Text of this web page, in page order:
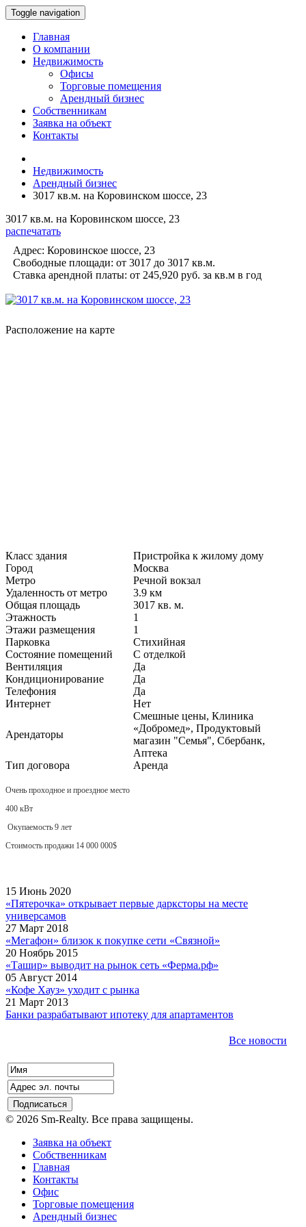
Toggle navigation
Главная
О компании
Недвижимость
Офисы
Торговые помещения
Арендный бизнес
Собственникам
Заявка на объект
Контакты
Недвижимость
Арендный бизнес
3017 кв.м. на Коровинском шоссе, 23
3017 кв.м. на Коровинском шоссе, 23
распечатать
Адрес: Коровинское шоссе, 23
Свободные площади: от 3017 до 3017 кв.м.
Ставка арендной платы: от 245,920 руб. за кв.м в год
Расположение на карте
Класс здания
Пристройка к жилому дому
Город
Москва
Метро
Речной вокзал
Удаленность от метро
3.9 км
Общая площадь
3017 кв. м.
Этажность
1
Этажи размещения
1
Парковка
Стихийная
Состояние помещений
С отделкой
Вентиляция
Да
Кондиционирование
Да
Телефония
Да
Интернет
Нет
Арендаторы
Смешные цены, Клиника
«Добромед», Продуктовый
магазин "Семья", Сбербанк,
Аптека
Тип договора
Аренда
Очень проходное и проездное место
400 кВт
Окупаемость 9 лет
Стоимость продажи 14 000 000$
15 Июнь 2020
«Пятерочка» открывает первые дарксторы на месте
универсамов
27 Март 2018
«Мегафон» близок к покупке сети «Связной»
20 Ноябрь 2015
«Ташир» выводит на рынок сеть «Ферма.рф»
05 Август 2014
«Кофе Хауз» уходит с рынка
21 Март 2013
Банки разрабатывают ипотеку для апартаментов
Все новости
© 2026 Sm-Realty. Все права защищены.
Заявка на объект
Собственникам
Главная
Контакты
Офис
Торговые помещения
Арендный бизнес